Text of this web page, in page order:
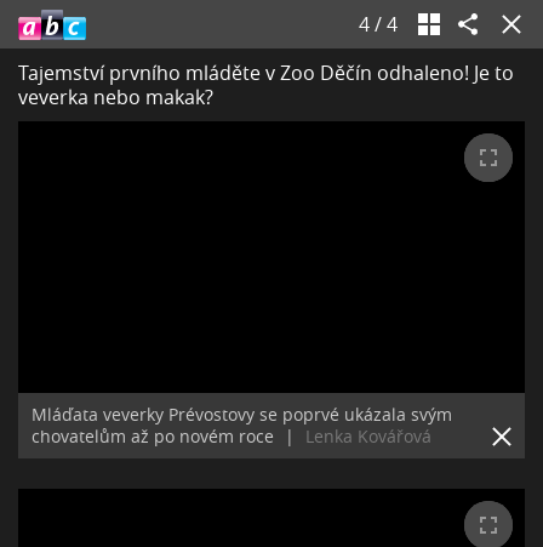
4/4
Tajemství prvního mláděte v Zoo Děčín odhaleno! Je to
veverka nebo makak?
Mláďata veverky Prévostovy se poprvé ukázala svým
chovatelům až po novém roce
| Lenka Kovářová